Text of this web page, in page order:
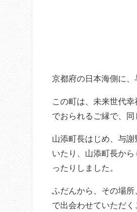
京都府の日本海側に、
この町は、未来世代
でおられるご縁で、
山添町長はじめ、与
いたり、山添町長か
ったりしました。
ふだんから、その場
で出会わせていただ